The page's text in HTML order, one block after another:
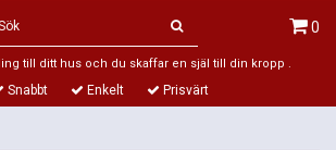
0
till ditt hus och du skaffar en själ till din kropp .
Snabbt Enkelt Prisvärt